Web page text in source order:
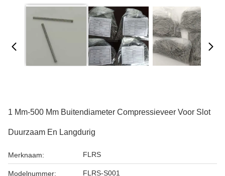
1 Mm-500 Mm Buitendiameter Compressieveer Voor Slot
Duurzaam En Langdurig
Merknaam: FLRS
Modelnummer: FLRS-S001